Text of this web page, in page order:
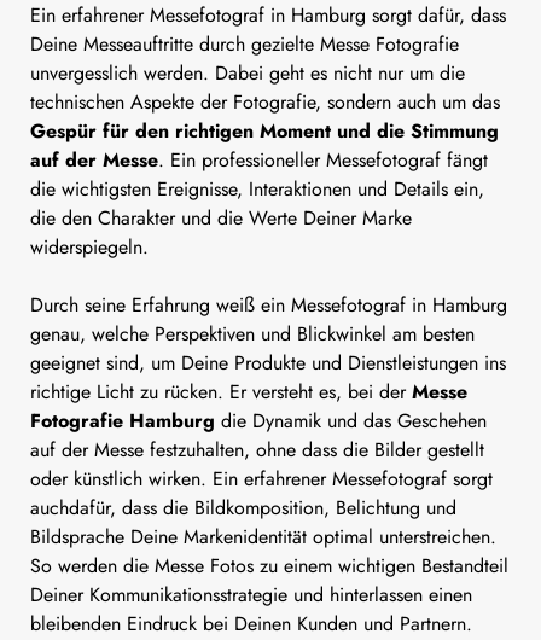
Ein erfahrener Messefotograf in Hamburg sorgt dafür, dass
Deine Messeauftritte durch gezielte Messe Fotografie
unvergesslich werden. Dabei geht es nicht nur um die
technischen Aspekte der Fotografie, sondern auch um das
Gespür für den richtigen Moment und die Stimmung
auf der Messe. Ein professioneller Messefotograf fängt
die wichtigsten Ereignisse, Interaktionen und Details ein,
die den Charakter und die Werte Deiner Marke
widerspiegeln.
Durch seine Erfahrung weiß ein Messefotograf in Hamburg
genau, welche Perspektiven und Blickwinkel am besten
geeignet sind, um Deine Produkte und Dienstleistungen ins
richtige Licht zu rücken. Er versteht es, bei derMesse
Fotografie Hamburg die Dynamik und das Geschehen
auf der Messe festzuhalten, ohne dass die Bilder gestellt
oder künstlich wirken. Ein erfahrener Messefotograf sorgt
auchdafür, dass die Bildkomposition, Belichtung und
Bildsprache Deine Markenidentität optimal unterstreichen.
So werden die Messe Fotos zu einem wichtigen Bestandteil
Deiner Kommunikationsstrategie und hinterlassen einen
bleibenden Eindruck bei Deinen Kunden und Partnern.